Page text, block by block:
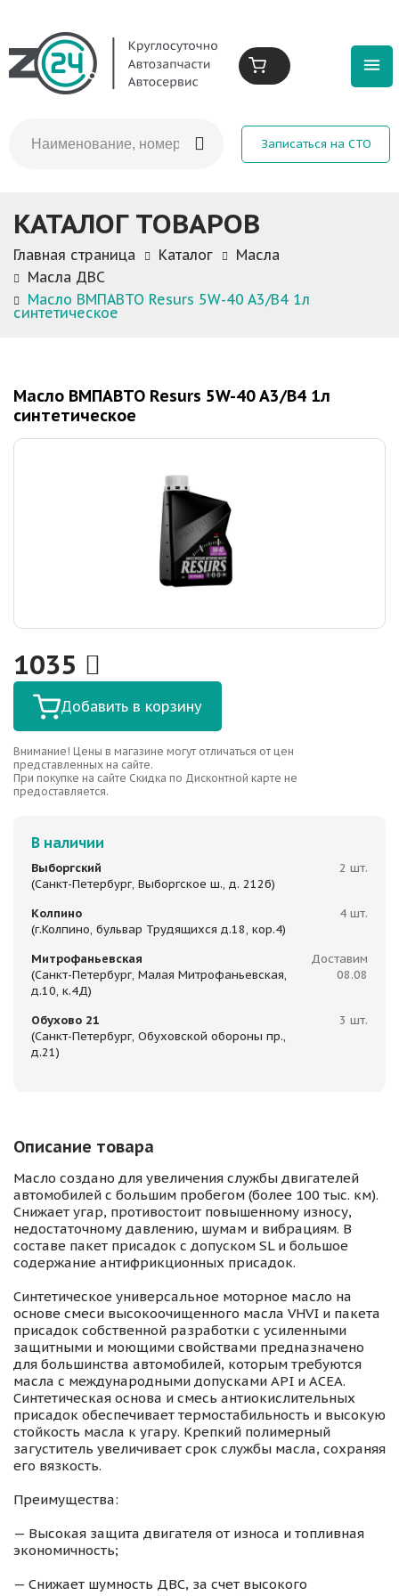
Записаться на СТО
КАТАЛОГ ТОВАРОВ
Главная страница Каталог
Масла
Масла ДВС
Масло ВМПАВТО Resurs 5W-40 A3/B4 1л
синтетическое
Масло ВМПАВТО Resurs 5W-40 A3/B4 1л
синтетическое
1035
Добавить в корзину
Внимание! Цены в магазине могут отличаться от цен
представленных на сайте.
При покупке на сайте Скидка по Дисконтной карте не
предоставляется.
В наличии
Выборгский
(Санкт-Петербург, Выборгское ш., д. 212б)
2 шт.
Колпино
(г.Колпино, бульвар Трудящихся д.18, кор.4)
4 шт.
Митрофаньевская
(Санкт-Петербург, Малая Митрофаньевская,
д.10, к.4Д)
Доставим
08.08
Обухово 21
(Санкт-Петербург, Обуховской обороны пр.,
д.21)
3 шт.
Описание товара
Масло создано для увеличения службы двигателей
автомобилей с большим пробегом (более 100 тыс. км).
Снижает угар, противостоит повышенному износу,
недостаточному давлению, шумам и вибрациям. В
составе пакет присадок с допуском SL и большое
содержание антифрикционных присадок.
Синтетическое универсальное моторное масло на
основе смеси высокоочищенного масла VHVI и пакета
присадок собственной разработки с усиленными
защитными и моющими свойствами предназначено
для большинства автомобилей, которым требуются
масла с международными допусками API и ACEA.
Синтетическая основа и смесь антиокислительных
присадок обеспечивает термостабильность и высокую
стойкость масла к угару. Крепкий полимерный
загуститель увеличивает срок службы масла, сохраняя
его вязкость.
Преимущества:
— Высокая защита двигателя от износа и топливная
экономичность;
— Снижает шумность ДВС, за счет высокого